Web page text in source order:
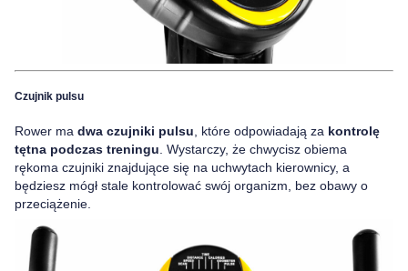
Czujnik pulsu
Rower ma dwa czujniki pulsu , które odpowiadają za kontrolę
tętna podczas treningu . Wystarczy, że chwycisz obiema
rękoma czujniki znajdujące się na uchwytach kierownicy, a
będziesz mógł stale kontrolować swój organizm, bez obawy o
przeciążenie.